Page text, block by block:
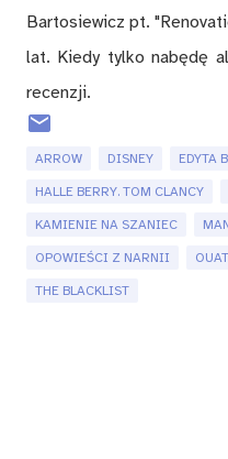
Bartosiewicz pt.
lat. Kiedy tylko nabędę
recenzji.
ARROW DISNEY EDYTA
HALLE BERRY. TOM CLANCY
KAMIENIE NA SZANIEC
OPOWIEŚCI Z NARNII OUAT
THE BLACKLIST